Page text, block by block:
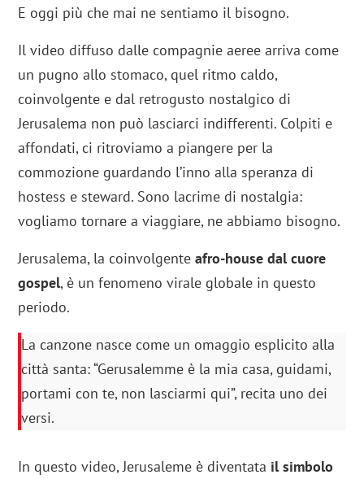
E oggi più che mai ne sentiamo il bisogno.
Il video diffuso dalle compagnie aeree arriva come
un pugno allo stomaco, quel ritmo caldo,
coinvolgente e dal retrogusto nostalgico di
Jerusalema non può lasciarci indifferenti. Colpiti e
affondati, ci ritroviamo a piangere per la
commozione guardando l’inno alla speranza di
hostess e steward. Sono lacrime di nostalgia:
vogliamo tornare a viaggiare, ne abbiamo bisogno.
Jerusalema, la coinvolgenteafro-house dal cuore
gospel, è un fenomeno virale globale in questo
periodo.
La canzone nasce come un omaggio esplicito alla
città santa: “Gerusalemme è la mia casa, guidami,
portami con te, non lasciarmi qui”, recita uno dei
versi.
In questo video, Jerusaleme è diventata il simbolo